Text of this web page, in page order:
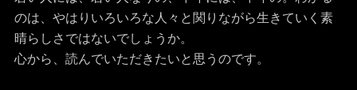
のは、やはりいろいろな人々と関りながら生きていく素
晴らしさではないでしょうか。
心から、読んでいただきたいと思うのです。